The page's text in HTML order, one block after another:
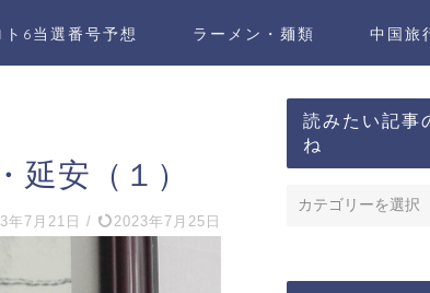
ト6当選番号予想 ラーメン・麺類 中国旅
延安（１）
年7月21日 / 2023年7月25日
読みたい記事
ね